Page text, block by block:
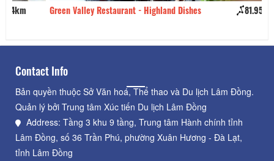
Green Valley Restaurant - Highland Dishes 81.95km
Contact Info
Bản quyền thuộc Sở Văn hoá, Thể thao và Du lịch Lâm Đồng.
Quản lý bởi Trung tâm Xúc tiến Du lịch Lâm Đồng
Address: Tầng 3 khu 9 tầng, Trung tâm Hành chính tỉnh
Lâm Đồng, số 36 Trần Phú, phường Xuân Hương - Đà Lạt,
tỉnh Lâm Đồng